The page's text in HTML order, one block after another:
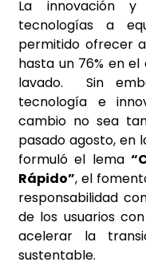
La innovación
tecnologías a
permitido ofrecer
hasta un 76% en
lavado. Sin
tecnología e
cambio no sea
pasado agosto, en
formuló el lema
Rápido”, el
responsabilidad
de los usuarios
acelerar la
sustentable.